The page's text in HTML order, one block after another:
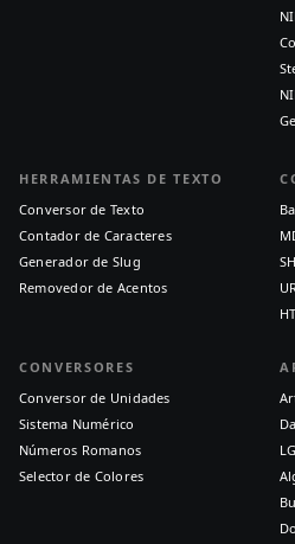
HERRAMIENTAS DE TEXTO
Conversor de Texto
Contador de Caracteres
Generador de Slug
Removedor de Acentos
CONVERSORES
Conversor de Unidades
Sistema Numérico
Números Romanos
Selector de Colores